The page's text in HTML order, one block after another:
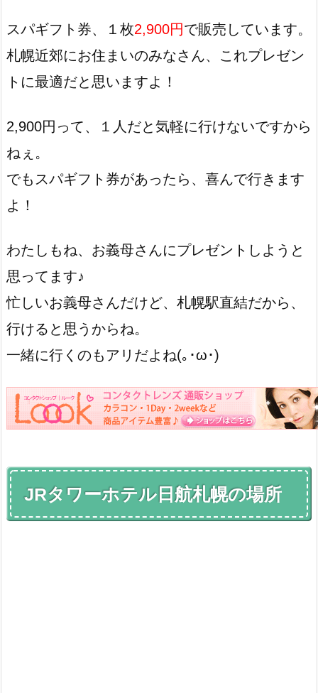
スパギフト券、１枚2,900円で販売しています。
札幌近郊にお住まいのみなさん、これプレゼン
トに最適だと思いますよ！
2,900円って、１人だと気軽に行けないですから
ねぇ。
でもスパギフト券があったら、喜んで行きます
よ！
わたしもね、お義母さんにプレゼントしようと
思ってます♪
忙しいお義母さんだけど、札幌駅直結だから、
行けると思うからね。
一緒に行くのもアリだよね(｡･ω･)
JRタワーホテル日航札幌の場所